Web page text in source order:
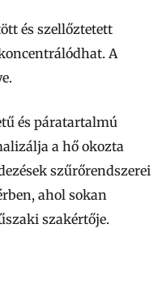
és szellőztetett
A
és páratartalmú
a hő okozta
szűrőrendszerei
ahol sokan
szakértője.